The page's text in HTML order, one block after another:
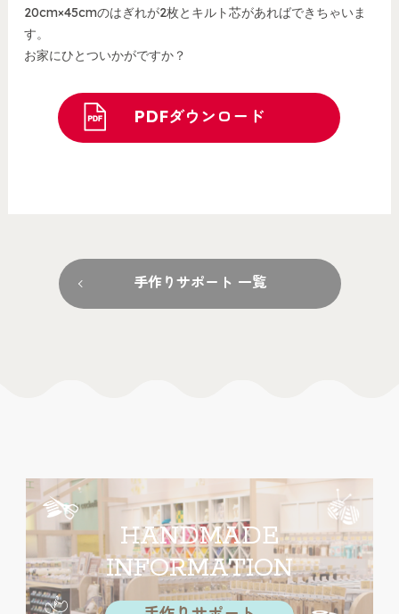
20cm×45cmのはぎれが2枚とキルト芯があればできちゃいま
す。
お家にひとついかがですか？
PDFダウンロード
手作りサポート 一覧
HANDMADE
INFORMATION